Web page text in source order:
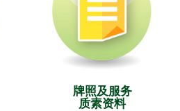
牌照及服务
质素资料